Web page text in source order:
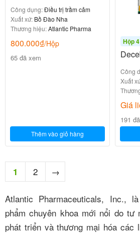
Công dụng:Điều trị trầm cảm
Xuất xứ: Bồ Đào Nha
Thương hiệu:Atlantic Pharma
800.000₫/Hộp
65 đã xem
Thêm vào giỏ hàng
Hộp
Công
Xuất
Giá
191
1 2 →
Atlantic Pharmaceuticals, Inc.,
phẩm chuyên khoa mới nổi do tư
phát triển và thương mại hóa các